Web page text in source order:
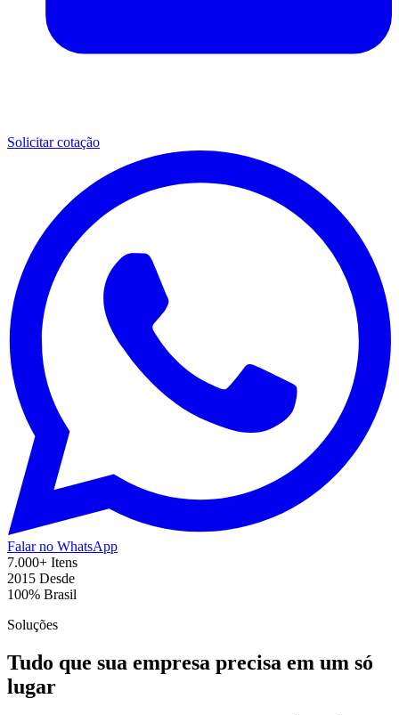
Solicitar cotação
Falar no WhatsApp
7.000+ Itens
2015 Desde
100% Brasil
Soluções
Tudo que sua empresa precisa em um só
lugar